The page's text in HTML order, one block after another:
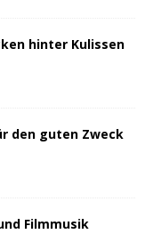
hinter Kulissen
den guten Zweck
Filmmusik